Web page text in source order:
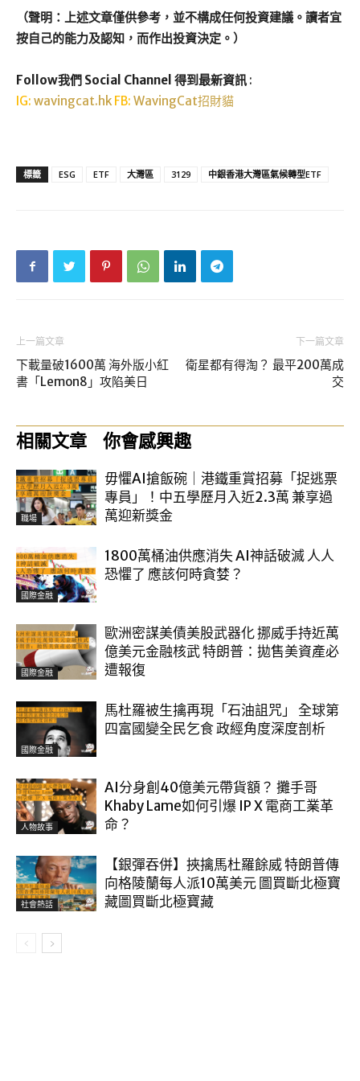
（聲明：上述文章僅供參考，並不構成任何投資建議。讀者宜
按自己的能力及認知，而作出投資決定。）
Follow我們 Social Channel 得到最新資訊 :
IG: wavingcat.hk FB: WavingCat招財貓
標籤 ESG ETF 大灣區 3129 中銀香港大灣區氣候轉型ETF
上一篇文章
下載量破1600萬 海外版小紅
書「Lemon8」攻陷美日
下一篇文章
衛星都有得淘？ 最平200萬成
交
相關文章 你會感興趣
職場
毋懼AI搶飯碗｜港鐵重賞招募「捉逃票
專員」！中五學歷月入近2.3萬 兼享過
萬迎新獎金
國際金融
1800萬桶油供應消失 AI神話破滅 人人
恐懼了 應該何時貪婪？
國際金融
歐洲密謀美債美股武器化 挪威手持近萬
億美元金融核武 特朗普：拋售美資產必
遭報復
國際金融
馬杜羅被生擒再現「石油詛咒」 全球第
四富國變全民乞食 政經角度深度剖析
人物故事
AI分身創40億美元帶貨額？ 攤手哥
Khaby Lame如何引爆 IP X 電商工業革
命？
社會熱話
【銀彈吞併】挾擒馬杜羅餘威 特朗普傳
向格陵蘭每人派10萬美元 圖買斷北極寶
藏圖買斷北極寶藏